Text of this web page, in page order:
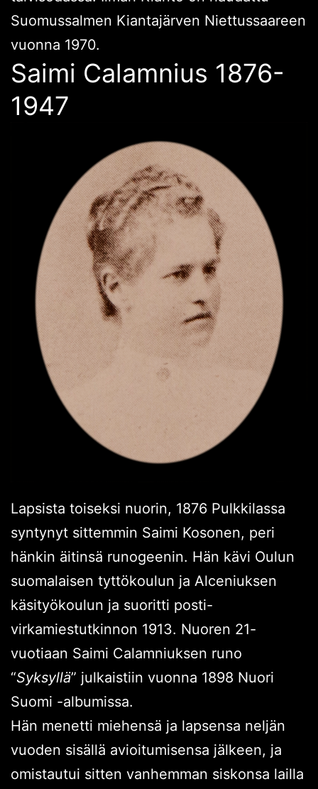
Suomussalmen Kiantajärven Niettussaareen
vuonna 1970.
Saimi Calamnius 1876-
1947
Lapsista toiseksi nuorin, 1876 Pulkkilassa
syntynyt sittemmin Saimi Kosonen, peri
hänkin äitinsä runogeenin. Hän kävi Oulun
suomalaisen tyttökoulun ja Alceniuksen
käsityökoulun ja suoritti posti-
virkamiestutkinnon 1913. Nuoren 21-
vuotiaan Saimi Calamniuksen runo
“Syksyllä” julkaistiin vuonna 1898 Nuori
Suomi -albumissa.
Hän menetti miehensä ja lapsensa neljän
vuoden sisällä avioitumisensa jälkeen, ja
omistautui sitten vanhemman siskonsa lailla